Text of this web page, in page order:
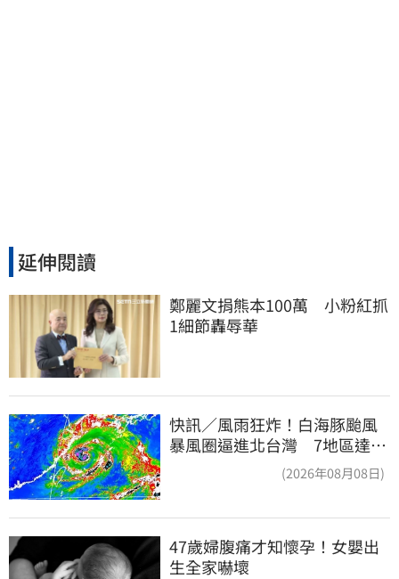
延伸閱讀
鄭麗文捐熊本100萬　小粉紅抓
1細節轟辱華
快訊／風雨狂炸！白海豚颱風
暴風圈逼進北台灣 7地區達停
(2026年08月08日)
47歲婦腹痛才知懷孕！女嬰出
生全家嚇壞